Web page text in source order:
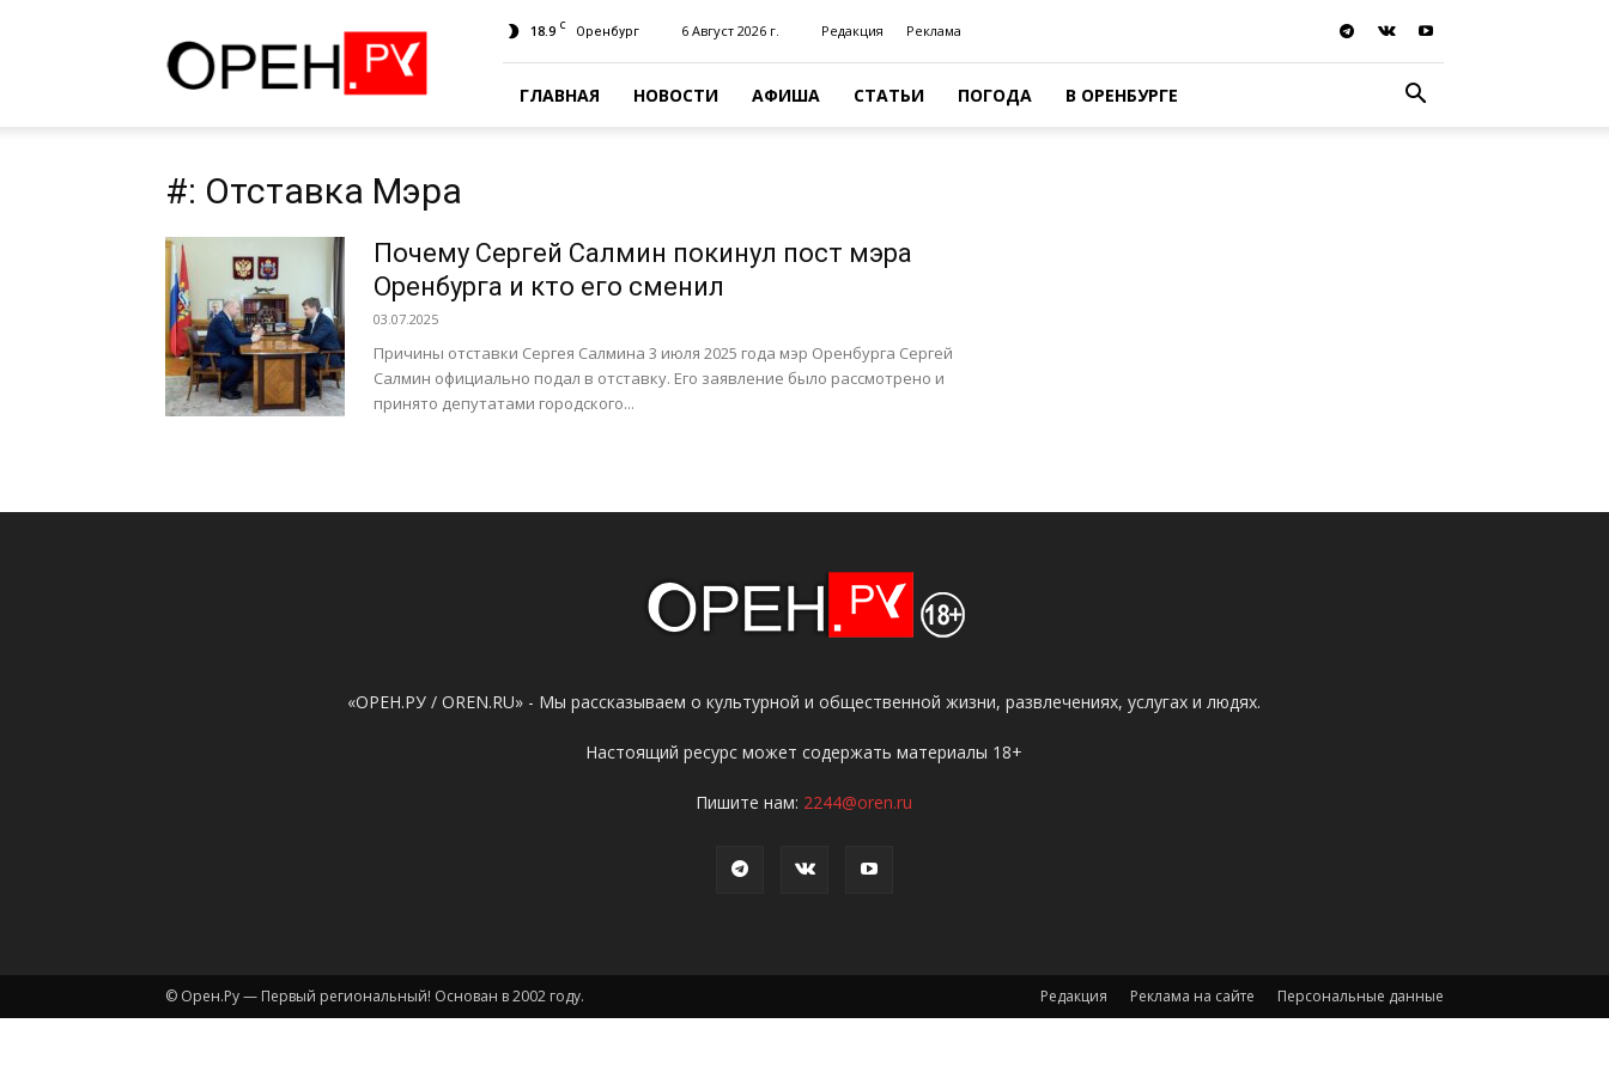
18.9 C Оренбург 6 Август 2026 г. Редакция Реклама
ГЛАВНАЯ НОВОСТИ АФИША СТАТЬИ ПОГОДА В ОРЕНБУРГЕ
#: Отставка Мэра
Почему Сергей Салмин покинул пост мэра
Оренбурга и кто его сменил
03.07.2025
Причины отставки Сергея Салмина 3 июля 2025 года мэр Оренбурга Сергей
Салмин официально подал в отставку. Его заявление было рассмотрено и
принято депутатами городского...
«ОРЕН.РУ / OREN.RU» - Мы рассказываем о культурной и общественной жизни, развлечениях, услугах и людях.
Настоящий ресурс может содержать материалы 18+
Пишите нам: 2244@oren.ru
Редакция Реклама на сайте Персональные данные
© Орен.Ру — Первый региональный! Основан в 2002 году.